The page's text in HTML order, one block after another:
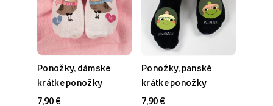
Ponožky, dámske
krátke ponožky
7,90 €
Ponožky, panské
krátke ponožky
7,90 €